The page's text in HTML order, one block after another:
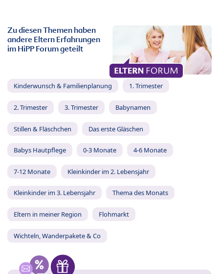
Zu diesen Themen haben
andere Eltern Erfahrungen
im HiPP Forum geteilt
Kinderwunsch & Familienplanung 1. Trimester
2. Trimester 3. Trimester Babynamen
Stillen & Fläschchen Das erste Gläschen
Babys Hautpflege 0-3 Monate 4-6 Monate
7-12 Monate Kleinkinder im 2. Lebensjahr
Kleinkinder im 3. Lebensjahr Thema des Monats
Eltern in meiner Region Flohmarkt
Wichteln, Wanderpakete & Co